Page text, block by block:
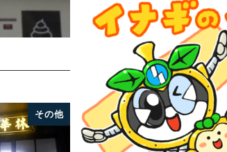
その他